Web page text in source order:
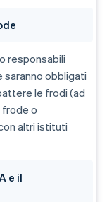
responsabili
saranno obbligati
le frodi (ad
frode o
altri istituti
e il